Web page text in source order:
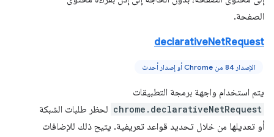
الصفحة.
declarativeNetRequest
الإصدار 84 من Chrome أو إصدار أحدث
يتم استخدام واجهة برمجة التطبيقات
chrome.declarativeNetRequest لحظر طلبات الشبكة
أو تعديلها من خلال تحديد قواعد تعريفية. يتيح ذلك للإضافات